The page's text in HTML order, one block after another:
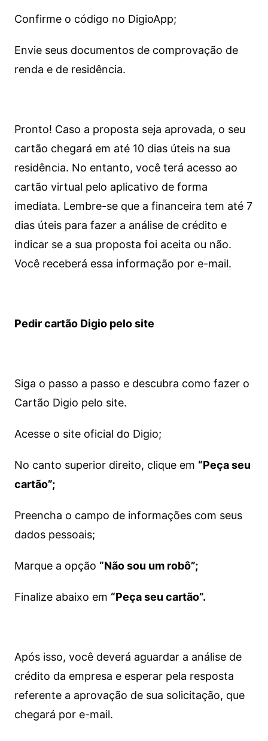
Confirme o código no DigioApp;
Envie seus documentos de comprovação de
renda e de residência.
Pronto! Caso a proposta seja aprovada, o seu
cartão chegará em até 10 dias úteis na sua
residência. No entanto, você terá acesso ao
cartão virtual pelo aplicativo de forma
imediata. Lembre-se que a financeira tem até 7
dias úteis para fazer a análise de crédito e
indicar se a sua proposta foi aceita ou não.
Você receberá essa informação por e-mail.
Pedir cartão Digio pelo site
Siga o passo a passo e descubra como fazer o
Cartão Digio pelo site.
Acesse o site oficial do Digio;
No canto superior direito, clique em “Peça seu
cartão”;
Preencha o campo de informações com seus
dados pessoais;
Marque a opção “Não sou um robô”;
Finalize abaixo em “Peça seu cartão”.
Após isso, você deverá aguardar a análise de
crédito da empresa e esperar pela resposta
referente a aprovação de sua solicitação, que
chegará por e-mail.